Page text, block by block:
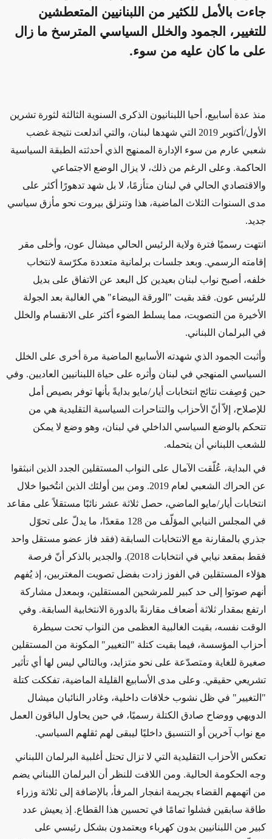
جاءت بالأمل للكثير من اللبنانيين المتعطشين
للتغيير، الجمود والخلل السياسي المترسخ ما زال
على ما كان عليه من سوء.
منذ عدة أسابيع، أحيا اللبنانيون الذكرى السنوية الثالثة لثورة تشرين
الأول/أكتوبر 2019 التي شهدها لبنان، والتي اندلعت نتيجة غضب
شعبي عارم من سوء الإدارة الممنهج الذي أحدثته الطبقة السياسية
الحاكمة. وعلى الرغم من ذلك، لا يزال الوضع الاجتماعي
والاقتصادي الحالي في لبنان متأزمًا، لا بل شهد تدهورًا أكثر على
مدى السنوات الثلاث الماضية، هذا وتنزلق بيروت نحو مأزق سياسي
جديد.
انتهت رسميًا فترة ولاية الرئيس الحالي ميشال عون، وأخلى مقر
إقامته الرسمي. وبعد جلسات برلمانية متعددة مكرّسة لانتخاب
خلفه، أصبح نواب لبنان بعيدين كل البعد عن الاتفاق على بديل
للرئيس عون. فقد بقيت "الورقة البيضاء" هي الغالبة بعد الجولة
الأخيرة من التصويت، مما يسلط الضوء أكثر على الانقسام والخلل
في البرلمان اللبناني.
وأثبت الجمود الذي شهدته الأسابيع الماضية مرة أخرى على الخلل
السياسي المنهجي في لبنان وأثره على حياة اللبنانيين العاديين. وفي
حين وُصِفت نتائج انتخابات أيار/مايو بدايةً بأنها توفر بصيص أمل
للإصلاح، إلاّ أنّ الأحزاب والتناحرات السياسية التقليدية هي من
تتحكم بالوضع السياسي الداخلي في لبنان، وهو وضع لا يمكن
للشعب اللبناني أن يتحمله.
في البداية، عُلّقت الآمال على النواب المستقلين الجدد الذين انبثقوا
عن الحراك الشعبي لعام 2019. ومن بين أولئك الذين انتُخبوا خلال
انتخابات أيار/مايو الماضي، حصل ثلاثة عشر نائبًا مستقلاً على مقاعد
في المجلس النيابي المؤلّف من 128 مقعدًا، ما يدلّ على تحوّل
جذري بالمقارنة مع الانتخابات السابقة (فقد فاز عضو مستقل واحد
فقط بمقعد نيابي في انتخابات 2018). والجدير بالذكر أنّ فرصة
هؤلاء المستقلين في الفوز زادت بفضل تصويت المغتربين، إذ يُفهم
أنهم صوتوا إلى حد كبير للمرشحين المستقلين، وبمعدل مشاركة
ارتفع بمقدار ثلاثة أضعاف مقارنةً بالدورة الانتخابية السابقة. وفي
الوقت نفسه، بقيت الغالبية العظمى من النواب تحت سيطرة
أحزاب المؤسسة، فيما بقيت كتلة "التغيير" المكونة من المستقلين
صغيرة للغاية ومتصدّعة على نحو متزايد، وبالتالي ليس لها أي تأثير
تشريعي حقيقي. وعلى مدى الأسابيع القليلة الماضية، تفككت كتلة
"التغيير" في ظل نشوب خلافات داخلية، وغادر النائبان ميشال
الدويهي ووضاح صادق الكتلة رسميًا، في حين يحاول الباقون العمل
مع نواب آخرين أو التنسيق داخليًا ليبقى لهم ثقلهم السياسي.
تعكس الأحزاب التقليدية التي لا تزال تحتل أغلبية البرلمان اللبناني
وجه الحكومة الحالية. ومن اللافت للنظر أن البرلمان اللبناني يضم
من اتهمهم القضاء بجريمة انفجار المرفأ، بالإضافة إلى ثلاثة وزراء
طاقة سابقين فشلوا تمامًا في تحسين هذا القطاع. إذ يعيش عدد
كبير من اللبنانيين بدون كهرباء ويعتمدون بشكل رئيسي على